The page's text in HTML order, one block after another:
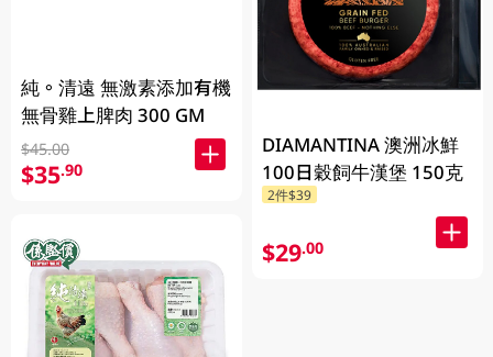
純。清遠 無激素添加有機
無骨雞上脾肉 300 GM
$45.00
$35.90
DIAMANTINA 澳洲冰鮮
100日穀飼牛漢堡 150克
2件$39
$29.00